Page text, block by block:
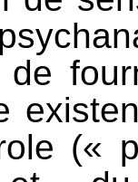
de
(«